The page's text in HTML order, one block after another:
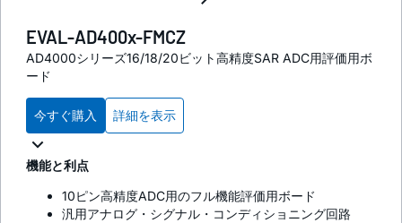
EVAL-AD400x-FMCZ
AD4000シリーズ16/18/20ビット高精度SAR ADC用評価用ボ
ード
今すぐ購入 詳細を表示
機能と利点
10ピン高精度ADC用のフル機能評価用ボード
汎用アナログ・シグナル・コンディショニング回路